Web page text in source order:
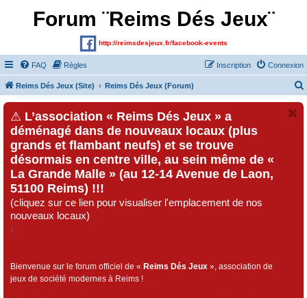
Forum ¨Reims Dés Jeux¨
http://reimsdesjeux.fr/facebook-events
FAQ Règles Connexion
Inscription
Reims Dés Jeux (Site) Reims Dés Jeux (Forum)
⚠ L’association « Reims Dés Jeux » a
déménagé dans de nouveaux locaux (plus
grands et flambant neufs) et se trouve
désormais en centre ville, au sein même de «
La Grande Malle » (au 12-14 Avenue de Laon,
51100 Reims) !!!
(cliquez sur ce lien pour visualiser l'emplacement de nos
nouveaux locaux)
)
Bienvenue sur le forum officiel de « Reims Dés Jeux », association de
jeux de société modernes à Reims !